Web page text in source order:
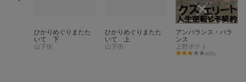
ひかりめぐりまたた
いて 下
山下街
ひかりめぐりまたた
いて 上
山下街
アンバランス・バラ
ンス
上野ポテト
(4件)